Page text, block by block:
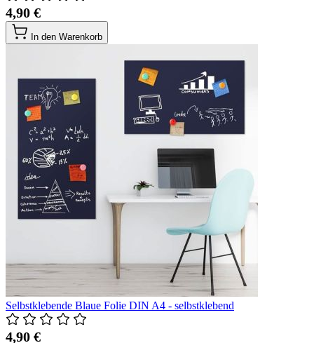
4,90 €
In den Warenkorb
Selbstklebende Blaue Folie DIN A4 - selbstklebend
4,90 €